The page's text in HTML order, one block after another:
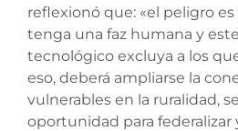
reflexionó que: «el peligro
tenga una faz humana y
tecnológico excluya a los
eso, deberá ampliarse la
vulnerables en la ruralidad,
oportunidad para federalizar